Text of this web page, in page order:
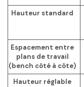
Hauteur standard
Espacement entre
plans de travail
(bench côté à côte)
Hauteur réglable